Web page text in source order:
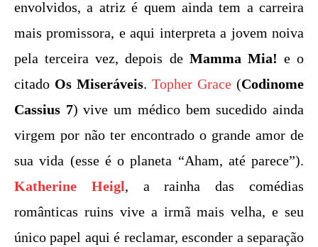
envolvidos, a atriz é quem ainda tem a carreira
mais promissora, e aqui interpreta a jovem noiva
pela terceira vez, depois de Mamma Mia! e o
citado Os Miseráveis. Topher Grace (Codinome
Cassius 7) vive um médico bem sucedido ainda
virgem por não ter encontrado o grande amor de
sua vida (esse é o planeta “Aham, até parece”).
Katherine Heigl, a rainha das comédias
românticas ruins vive a irmã mais velha, e seu
único papel aqui é reclamar, esconder a separação